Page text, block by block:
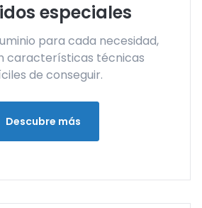
especiales
para cada necesidad,
características técnicas
de conseguir.
Descubre más